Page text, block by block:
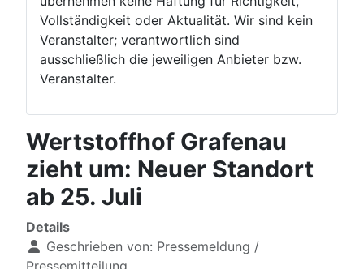
Vollständigkeit oder Aktualität. Wir sind kein
Veranstalter; verantwortlich sind
ausschließlich die jeweiligen Anbieter bzw.
Veranstalter.
Wertstoffhof Grafenau
zieht um: Neuer Standort
ab 25. Juli
Details
Geschrieben von: Pressemeldung /
Pressemitteilung